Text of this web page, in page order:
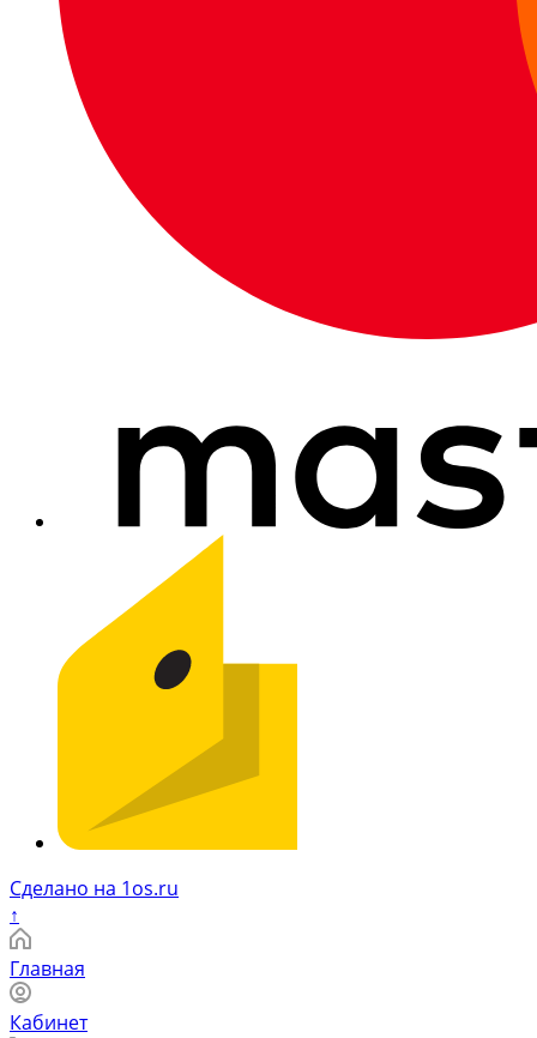
Сделано на 1os.ru
↑
Главная
Кабинет